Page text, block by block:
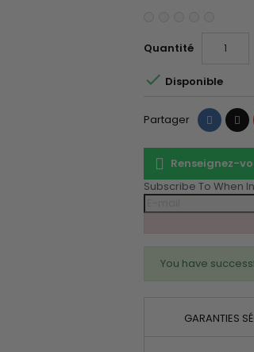
Quantité
 Disponible
Partager
Renseignez-
Subscribe To When
You have
GARANTIES